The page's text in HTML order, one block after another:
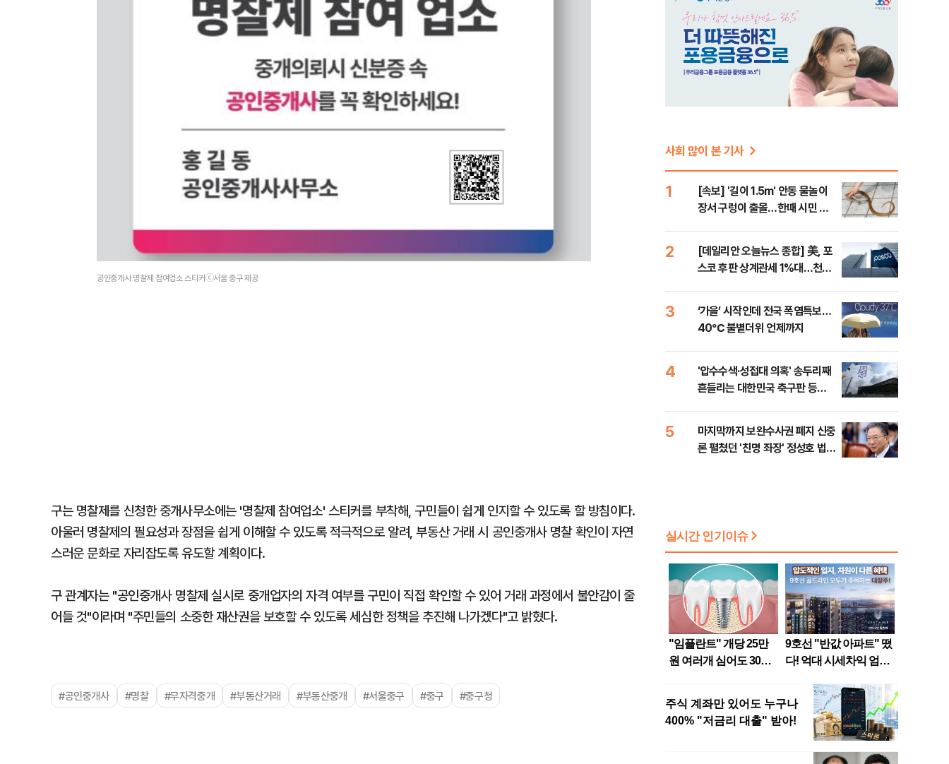
공인중개사 명찰제 참여업소 스티커ⓒ서울 중구 제공
구는 명찰제를 신청한 중개사무소에는 '명찰제 참여업소' 스티커를 부착해, 구민들이 쉽게 인지할 수 있도록 할 방침이다.
아울러 명찰제의 필요성과 장점을 쉽게 이해할 수 있도록 적극적으로 알려, 부동산 거래 시 공인중개사 명찰 확인이 자연
스러운 문화로 자리잡도록 유도할 계획이다.
구 관계자는 "공인중개사 명찰제 실시로 중개업자의 자격 여부를 구민이 직접 확인할 수 있어 거래 과정에서 불안감이 줄
어들 것"이라며 "주민들의 소중한 재산권을 보호할 수 있도록 세심한 정책을 추진해 나가겠다"고 밝혔다.
#공인중개사 #명찰 #무자격중개 #부동산거래 #부동산중개 #서울중구 #중구 #중구청
사회 많이 본 기사
1
[속보] '길이 1.5m' 안동 물놀이
장서 구렁이 출몰…한때 시민 대
2
[데일리안 오늘뉴스 종합] 美, 포
스코 후판 상계관세 1%대…천하
3
‘가을’ 시작인데 전국 폭염특보…
40℃ 불볕더위 언제까지
4
'압수수색·성접대 의혹' 송두리째
흔들리는 대한민국 축구판 등
5
마지막까지 보완수사권 폐지 신중
론 펼쳤던 '친명 좌장' 정성호 법무